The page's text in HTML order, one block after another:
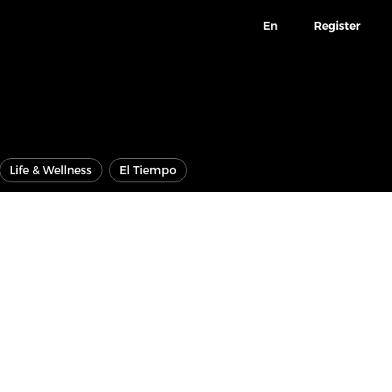
En Register
Life & Wellness El Tiempo